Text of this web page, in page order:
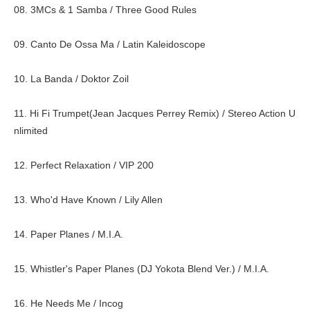
08. 3MCs & 1 Samba / Three Good Rules
09. Canto De Ossa Ma / Latin Kaleidoscope
10. La Banda / Doktor Zoil
11. Hi Fi Trumpet(Jean Jacques Perrey Remix) / Stereo Action U
nlimited
12. Perfect Relaxation / VIP 200
13. Who'd Have Known / Lily Allen
14. Paper Planes / M.I.A.
15. Whistler's Paper Planes (DJ Yokota Blend Ver.) / M.I.A.
16. He Needs Me / Incog